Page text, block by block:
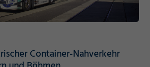
Container-Nahverkehr